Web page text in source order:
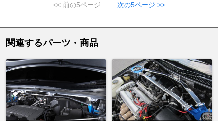
<< 前の5ページ
｜ 次の5ページ >>
関連するパーツ・商品